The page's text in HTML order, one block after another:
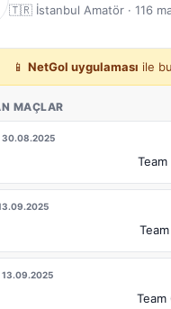
🇹🇷 İstanbul Amatör · 116
📱 NetGol uygulaması ile
MAÇLAR
30.08.2025
13.09.2025